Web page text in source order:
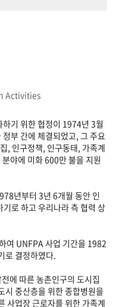
Activities
기 위한 협정이 1974년 3월
부 간에 체결되었고, 그 주요
, 인구정책, 인구동태, 가족계
야에 미화 600만 불을 지원
년부터 3년 6개월 동안 인
로 하고 우리나라 측 협력 상
여 UNFPA 사업 기간을 1982
결정하였다.
에 따른 농촌인구의 도시집
시 중산층을 위한 종합병원을
사업장 근로자를 위한 가족계